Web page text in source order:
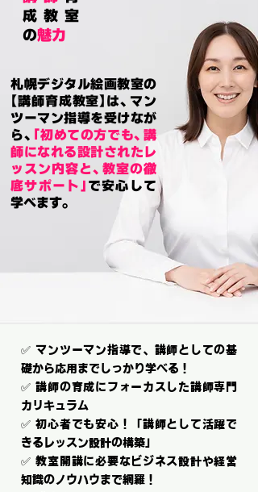
成教室
の魅力
札幌デジタル絵画教室の
【講師育成教室】 は、マン
ツーマン指導を受けなが
ら、
「初めての方でも、講
師になれる設計されたレ
ッスン内容と、教室の徹
底サポート」 で安心して
学べます。
✅ マンツーマン指導で、講師としての基
礎から応用までしっかり学べる！
✅ 講師の育成にフォーカスした講師専門
カリキュラム
✅ 初心者でも安心！「講師として活躍で
きるレッスン設計の構築」
✅ 教室開講に必要なビジネス設計や経営
知識のノウハウまで網羅！